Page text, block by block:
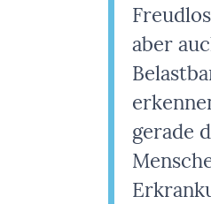
aber
gerade